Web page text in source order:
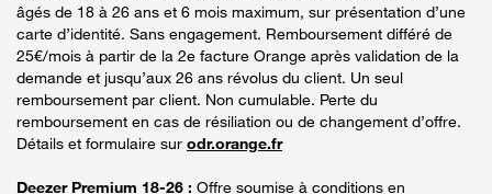
âgés de 18 à 26 ans et 6 mois maximum, sur présentation d’une
carte d’identité. Sans engagement. Remboursement différé de
25€/mois à partir de la 2e facture Orange après validation de la
demande et jusqu’aux 26 ans révolus du client. Un seul
remboursement par client. Non cumulable. Perte du
remboursement en cas de résiliation ou de changement d’offre.
Détails et formulaire sur odr.orange.fr
Deezer Premium 18-26 : Offre soumise à conditions en